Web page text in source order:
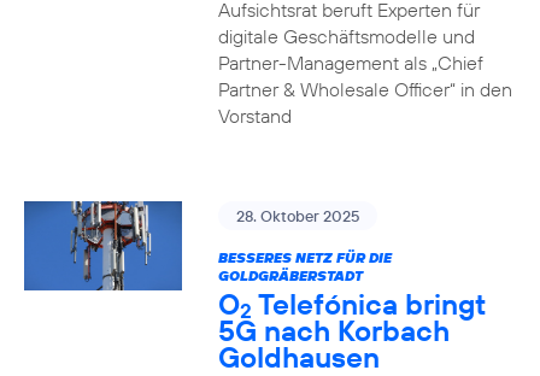
Aufsichtsrat beruft Experten für
digitale Geschäftsmodelle und
Partner-Management als „Chief
Partner & Wholesale Officer“ in den
Vorstand
28. Oktober 2025
BESSERES NETZ FÜR DIE
GOLDGRÄBERSTADT
O2 Telefónica bringt
5G nach Korbach
Goldhausen